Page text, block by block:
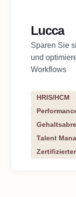
Lucca
Sparen Sie
und
Workflows
HRIS/HCM
Talent